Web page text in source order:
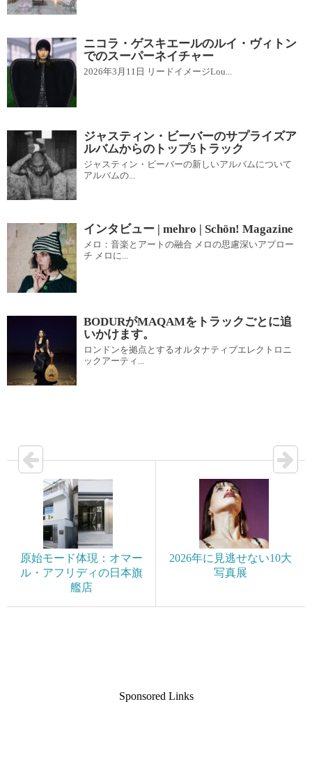
ニコラ・ゲスキエールのルイ・ヴィトン
でのスーパーネイチャー
2026年3月11日 リードイメージLou...
ジャスティン・ビーバーのサプライズア
ルバムからのトップ5トラック
ジャスティン・ビーバーの新しいアルバムについて
アルバムの...
インタビュー | mehro | Schön! Magazine
メロ：音楽とアートの融合 メロの思慮深いアプロー
チ メロに...
BODURがMAQAMをトラックごとに追
いかけます。
ロンドンを拠点とするオルタナティブエレクトロニ
ックアーティ...
原始モード体現：オマー
ル・アフリディの日本旗
艦店
2026年に見逃せない10大
写真展
Sponsored Links